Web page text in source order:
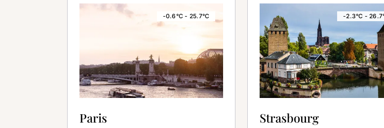
-0.6°C - 25.7°C
Paris
-2.3°C -
Strasbourg